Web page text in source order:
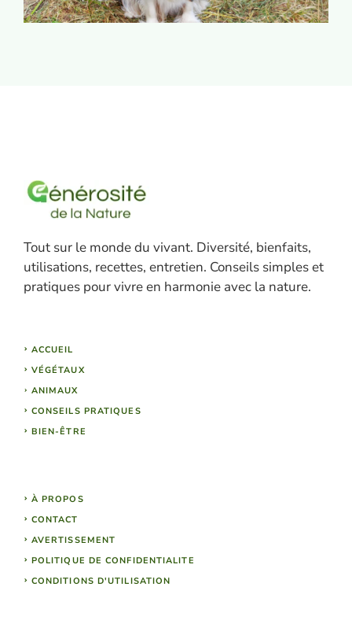
Tout sur le monde du vivant. Diversité, bienfaits,
utilisations, recettes, entretien. Conseils simples et
pratiques pour vivre en harmonie avec la nature.
ACCUEIL
VÉGÉTAUX
ANIMAUX
CONSEILS PRATIQUES
BIEN-ÊTRE
À PROPOS
CONTACT
AVERTISSEMENT
POLITIQUE DE CONFIDENTIALITE
CONDITIONS D'UTILISATION